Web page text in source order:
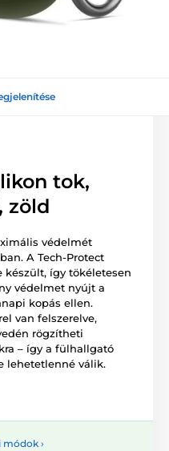
tok,
zöld
védelmét
A Tech-Protect
így tökéletesen
védelmet nyújt a
kopás ellen.
van felszerelve,
rögzítheti
– így a fülhallgató
lehetetlenné válik.
módok ›